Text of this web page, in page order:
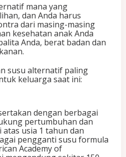
mana yang
dan Anda harus
dari masing-masing
kesehatan anak Anda
Anda, berat badan dan
susu alternatif paling
keluarga saat ini:
dengan berbagai
pertumbuhan dan
usia 1 tahun dan
pengganti susu formula
Academy of